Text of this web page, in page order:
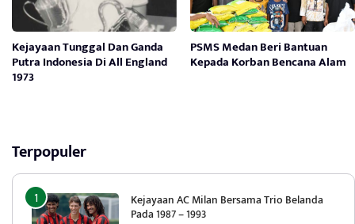
Kejayaan Tunggal Dan Ganda
Putra Indonesia Di All England
1973
PSMS Medan Beri Bantuan
Kepada Korban Bencana Alam
Terpopuler
Kejayaan AC Milan Bersama Trio Belanda
Pada 1987 – 1993